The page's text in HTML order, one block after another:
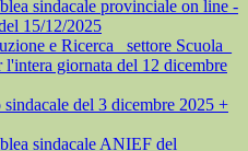
sindacale provinciale on line -
15/12/2025
e Ricerca_ settore Scuola_
giornata del 12 dicembre
del 3 dicembre 2025 +
sindacale ANIEF del